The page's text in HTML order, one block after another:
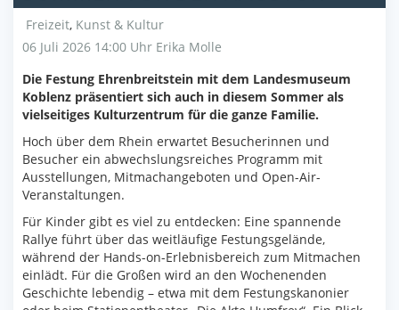
Freizeit, Kunst & Kultur
06 Juli 2026 14:00 Uhr Erika Molle
Die Festung Ehrenbreitstein mit dem Landesmuseum
Koblenz präsentiert sich auch in diesem Sommer als
vielseitiges Kulturzentrum für die ganze Familie.
Hoch über dem Rhein erwartet Besucherinnen und
Besucher ein abwechslungsreiches Programm mit
Ausstellungen, Mitmachangeboten und Open-Air-
Veranstaltungen.
Für Kinder gibt es viel zu entdecken: Eine spannende
Rallye führt über das weitläufige Festungsgelände,
während der Hands-on-Erlebnisbereich zum Mitmachen
einlädt. Für die Großen wird an den Wochenenden
Geschichte lebendig – etwa mit dem Festungskanonier